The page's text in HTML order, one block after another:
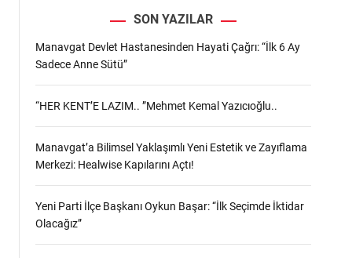
SON YAZILAR
Manavgat Devlet Hastanesinden Hayati Çağrı: “İlk 6 Ay
Sadece Anne Sütü”
“HER KENT’E LAZIM.. ”Mehmet Kemal Yazıcıoğlu..
Manavgat’a Bilimsel Yaklaşımlı Yeni Estetik ve Zayıflama
Merkezi: Healwise Kapılarını Açtı!
Yeni Parti İlçe Başkanı Oykun Başar: “İlk Seçimde İktidar
Olacağız”